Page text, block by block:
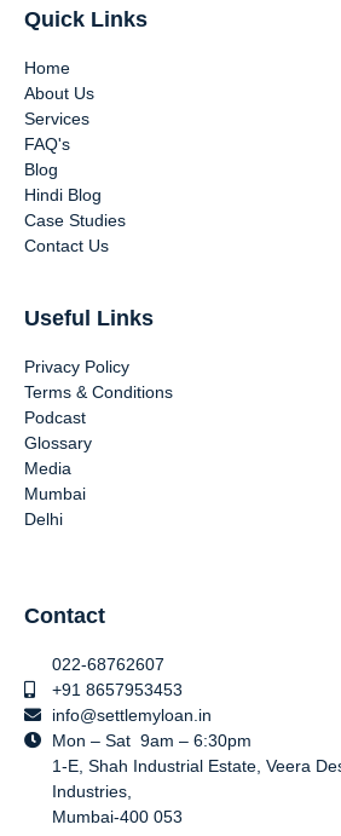
Quick Links
Home
About Us
Services
FAQ's
Blog
Hindi Blog
Case Studies
Contact Us
Useful Links
Privacy Policy
Terms & Conditions
Podcast
Glossary
Media
Mumbai
Delhi
Contact
022-68762607
+91 8657953453
info@settlemyloan.in
Mon – Sat 9am – 6:30pm
1-E, Shah Industrial Estate, Veera
Industries,
Mumbai-400 053